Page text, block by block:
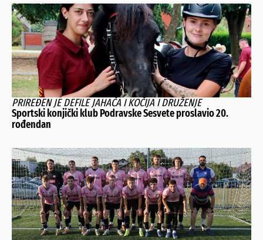
PRIREĐEN JE DEFILE JAHAČA I KOČIJA I DRUŽENJE
Sportski konjički klub Podravske Sesvete proslavio 20.
rođendan